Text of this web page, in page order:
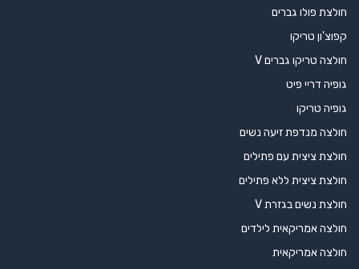
חולצת פולו גברים
קפוצ'ון טריקו
חולצה טריקו גברים V
גופיה דריי פיט
גופיה טריקו
חולצה מנדפת זיעה נשים
חולצת ציצית עם פתילים
חולצת ציצית ללא פתילים
חולצת נשים בגזרת V
חולצה אמריקאית לילדים
חולצה אמריקאית